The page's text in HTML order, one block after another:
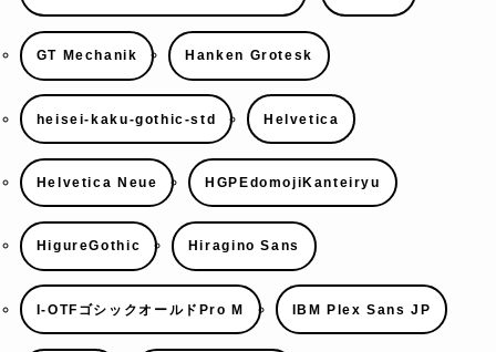
GT Mechanik Hanken Grotesk
heisei-kaku-gothic-std Helvetica
Helvetica Neue HGPEdomojiKanteiryu
HigureGothic Hiragino Sans
I-OTFゴシックオールドPro M IBM Plex Sans JP